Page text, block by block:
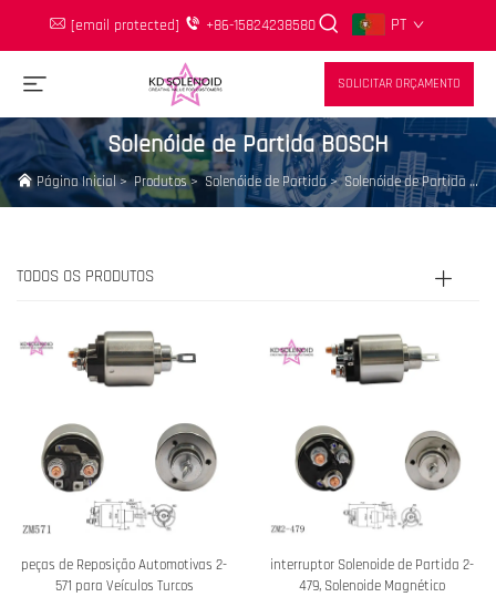
[email protected] +86-15824238580 PT
SOLICITAR ORÇAMENTO
Solenóide de Partida BOSCH
Página Inicial>Produtos>Solenóide de Partida>Solenóide de Partida BOSCH
TODOS OS PRODUTOS
peças de Reposição Automotivas 2-
571 para Veículos Turcos
interruptor Solenoide de Partida 2-
479, Solenoide Magnético